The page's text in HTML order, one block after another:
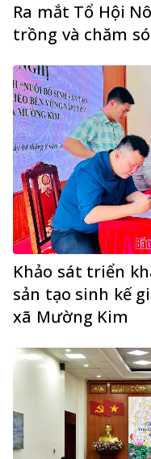
Ra mắt Tổ Hội
trồng và chăm
Khảo sát triển
sản tạo sinh kế
xã Mường Kim